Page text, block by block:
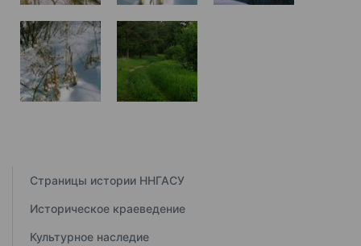
Страницы истории ННГАСУ
Историческое краеведение
Культурное наследие